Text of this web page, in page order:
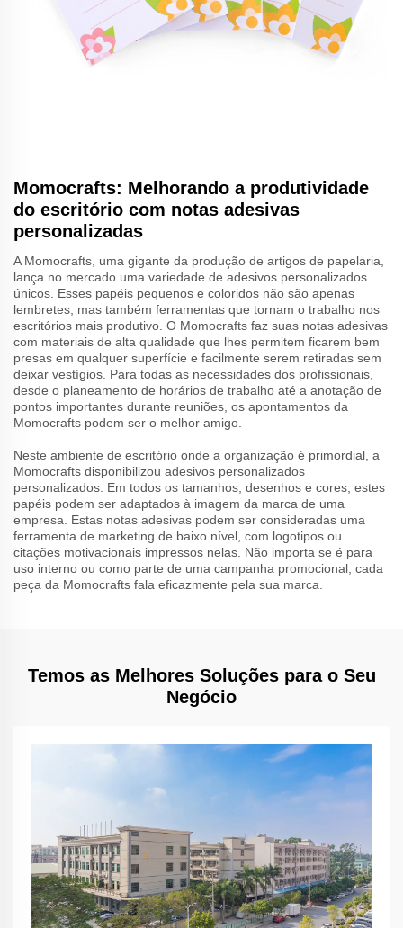
Momocrafts: Melhorando a produtividade
do escritório com notas adesivas
personalizadas
A Momocrafts, uma gigante da produção de artigos de papelaria,
lança no mercado uma variedade de adesivos personalizados
únicos. Esses papéis pequenos e coloridos não são apenas
lembretes, mas também ferramentas que tornam o trabalho nos
escritórios mais produtivo. O Momocrafts faz suas notas adesivas
com materiais de alta qualidade que lhes permitem ficarem bem
presas em qualquer superfície e facilmente serem retiradas sem
deixar vestígios. Para todas as necessidades dos profissionais,
desde o planeamento de horários de trabalho até a anotação de
pontos importantes durante reuniões, os apontamentos da
Momocrafts podem ser o melhor amigo.
Neste ambiente de escritório onde a organização é primordial, a
Momocrafts disponibilizou adesivos personalizados
personalizados. Em todos os tamanhos, desenhos e cores, estes
papéis podem ser adaptados à imagem da marca de uma
empresa. Estas notas adesivas podem ser consideradas uma
ferramenta de marketing de baixo nível, com logotipos ou
citações motivacionais impressos nelas. Não importa se é para
uso interno ou como parte de uma campanha promocional, cada
peça da Momocrafts fala eficazmente pela sua marca.
Temos as Melhores Soluções para o Seu
Negócio